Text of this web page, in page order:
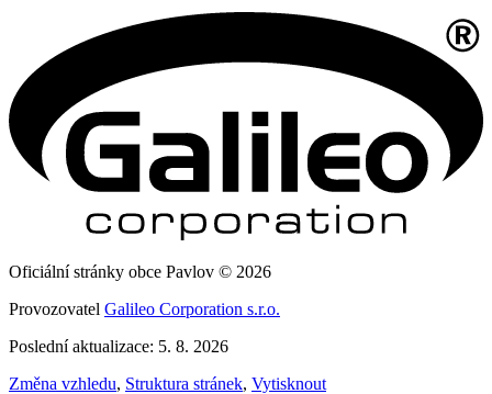
Oficiální stránky obce Pavlov © 2026
Provozovatel Galileo Corporation s.r.o.
Poslední aktualizace: 5. 8. 2026
Změna vzhledu, Struktura stránek, Vytisknout